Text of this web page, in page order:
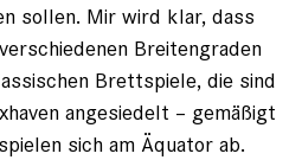
sollen. Mir wird klar, dass
Breitengraden
Brettspiele, die sind
angesiedelt – gemäßigt
sich am Äquator ab.